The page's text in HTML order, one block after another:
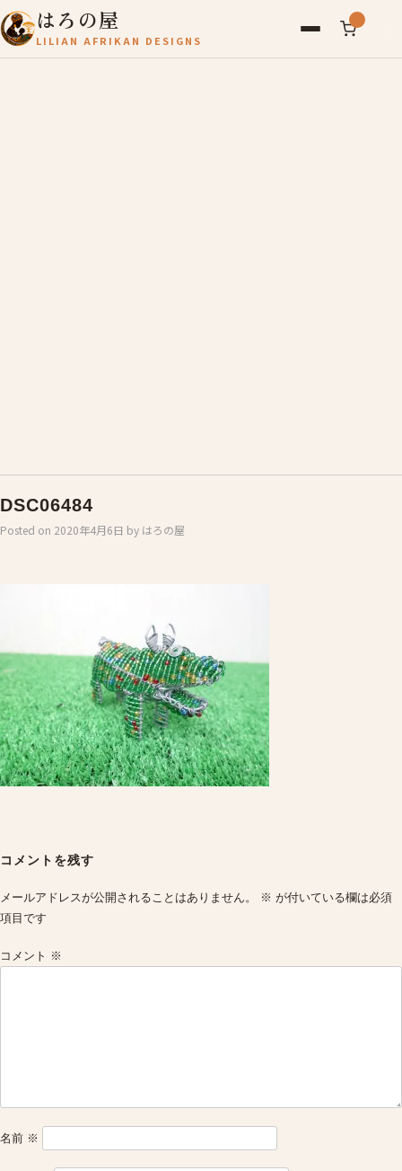
はろの屋
LILIAN AFRIKAN DESIGNS
DSC06484
Posted on 2020年4月6日 by はろの屋
navigation
コメントを残す
メールアドレスが公開されることはありません。 ※ が付いている欄は必須
項目です
コメント ※
名前 ※